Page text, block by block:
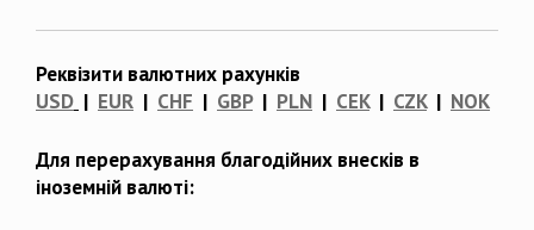
Реквізити валютних рахунків
USD | EUR | CHF | GBP| PLN | CEK| CZK| NOK
Для перерахування благодійних внесків в
іноземній валюті: